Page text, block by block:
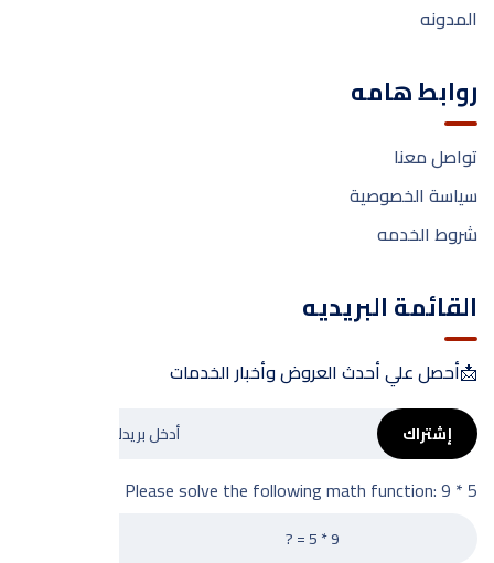
المدونه
روابط هامه
تواصل معنا
سياسة الخصوصية
شروط الخدمه
القائمة البريديه
📩أحصل علي أحدث العروض وأخبار الخدمات
Please solve the following math function: 9 * 5 = ?
إشتراك